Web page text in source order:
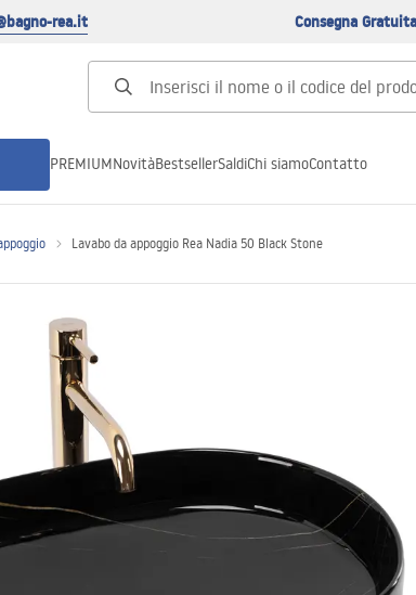
rea.it Consegna Gratuita
PREMIUMNovitàBestsellerSaldiChi siamoContatto
Lavabo da appoggio Rea Nadia 50 Black Stone